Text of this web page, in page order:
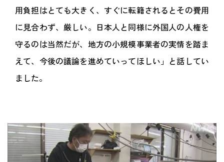
用負担はとても大きく、すぐに転籍されるとその費用
に見合わず、厳しい。日本人と同様に外国人の人権を
守るのは当然だが、地方の小規模事業者の実情を踏ま
えて、今後の議論を進めていってほしい」と話してい
ました。